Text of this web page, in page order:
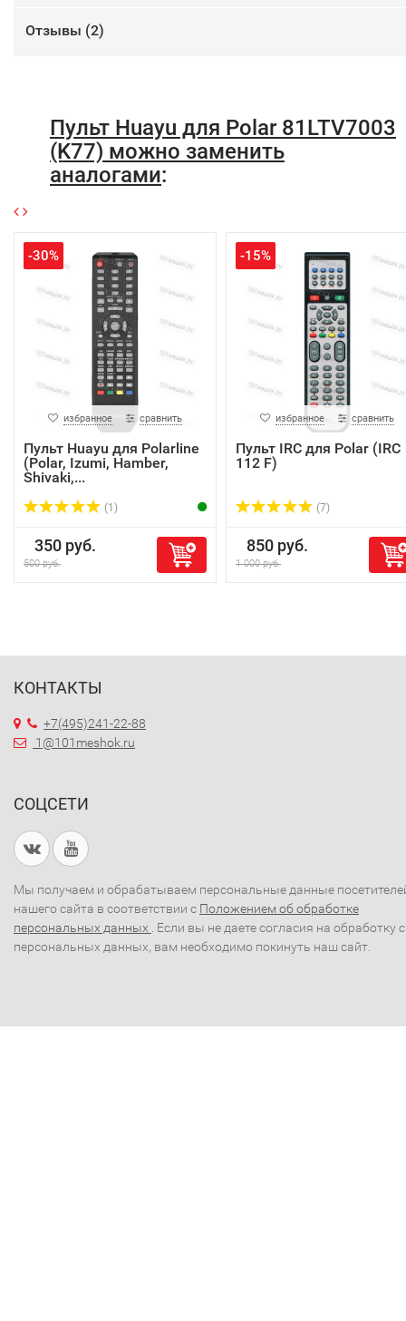
Отзывы (2)
Пульт Huayu для Polar 81LTV7003
(K77) можно заменить
аналогами:
-30%
избранное сравнить
Пульт Huayu для Polarline
(Polar, Izumi, Hamber,
Shivaki,...
(1)
350 руб.
500 руб.
-15%
избранное сравнить
Пульт IRC для Polar (IRC
112 F)
(7)
850 руб.
1 000 руб.
КОНТАКТЫ
+7(495)241-22-88
1@101meshok.ru
СОЦСЕТИ
Мы получаем и обрабатываем персональные данные
нашего сайта в соответствии с Положением об обработке
персональных данных . Если вы не даете согласия на обработку
персональных данных, вам необходимо покинуть наш сайт.